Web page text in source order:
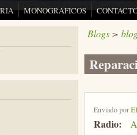
MONOGRAFICOS
Blogs>
Enviado por
Radio: